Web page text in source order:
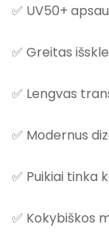
✅ UV50+
✅ Greitas
✅ Lengvas
✅ Modernus
✅ Puikiai tinka
✅ Kokybiškos